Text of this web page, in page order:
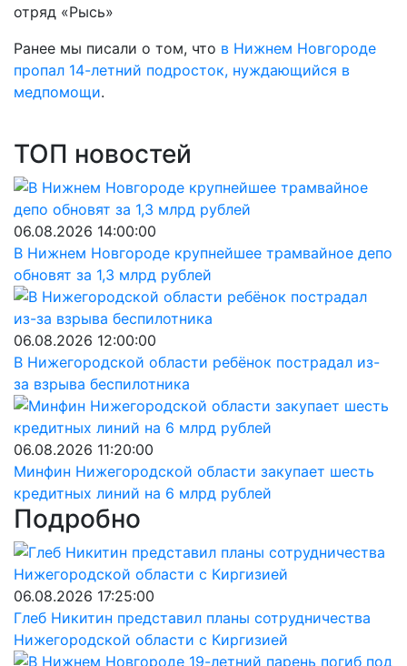
отряд «Рысь»
Ранее мы писали о том, что в Нижнем Новгороде
пропал 14-летний подросток, нуждающийся в
медпомощи.
ТОП новостей
06.08.2026 14:00:00
В Нижнем Новгороде крупнейшее трамвайное депо
обновят за 1,3 млрд рублей
06.08.2026 12:00:00
В Нижегородской области ребёнок пострадал из-
за взрыва беспилотника
06.08.2026 11:20:00
Минфин Нижегородской области закупает шесть
кредитных линий на 6 млрд рублей
Подробно
06.08.2026 17:25:00
Глеб Никитин представил планы сотрудничества
Нижегородской области с Киргизией